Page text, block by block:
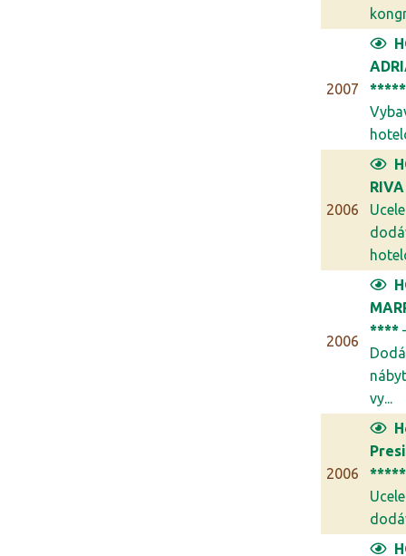
2007
*****
2006
2006
****
vy...
2006
*****